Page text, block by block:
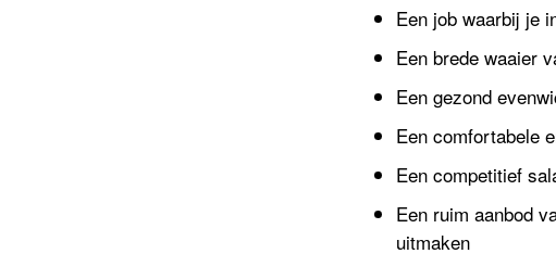
Een job waarbij je
Een brede waaier
Een gezond
Een comfortabele
Een competitief
Een ruim aanbod
uitmaken